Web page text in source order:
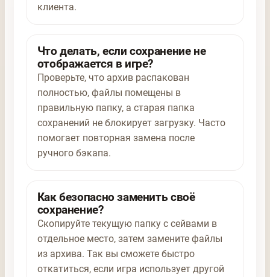
клиента.
Что делать, если сохранение не
отображается в игре?
Проверьте, что архив распакован
полностью, файлы помещены в
правильную папку, а старая папка
сохранений не блокирует загрузку. Часто
помогает повторная замена после
ручного бэкапа.
Как безопасно заменить своё
сохранение?
Скопируйте текущую папку с сейвами в
отдельное место, затем замените файлы
из архива. Так вы сможете быстро
откатиться, если игра использует другой